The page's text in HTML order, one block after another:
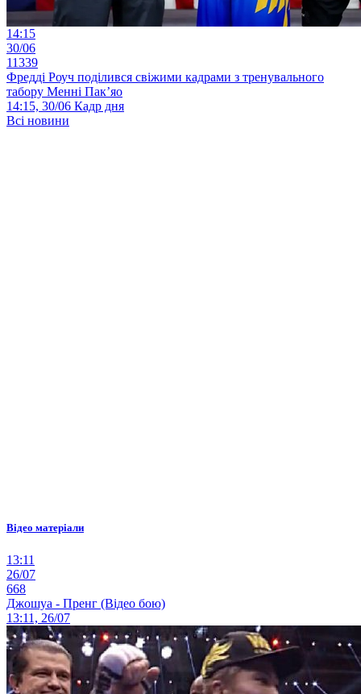
14:15
30/06
11339
Фредді Роуч поділився свіжими кадрами з тренувального
табору Менні Пак’яо
14:15, 30/06 Кадр дня
Всі новини
Відео матеріали
13:11
26/07
668
Джошуа - Пренг (Відео бою)
13:11, 26/07